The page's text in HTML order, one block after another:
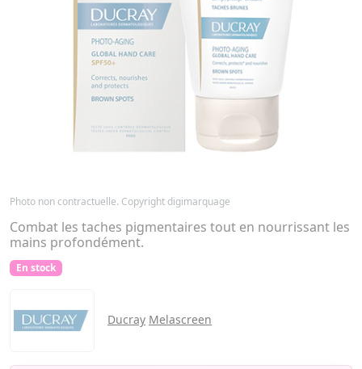
Photo non contractuelle. Copyright digimarquage
Combat les taches pigmentaires tout en nourrissant les
mains profondément.
En stock
Ducray Melascreen